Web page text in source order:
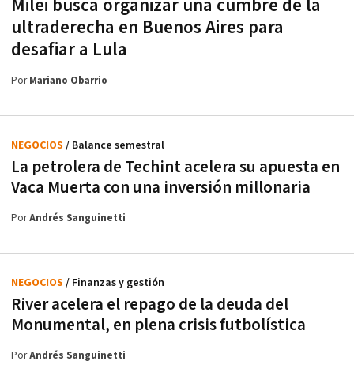
Milei busca organizar una cumbre de la
ultraderecha en Buenos Aires para
desafiar a Lula
PorMariano Obarrio
La petrolera de Techint acelera su apuesta en
Vaca Muerta con una inversión millonaria
NEGOCIOS / Balance semestral
PorAndrés Sanguinetti
River acelera el repago de la deuda del
Monumental, en plena crisis futbolística
NEGOCIOS / Finanzas y gestión
PorAndrés Sanguinetti